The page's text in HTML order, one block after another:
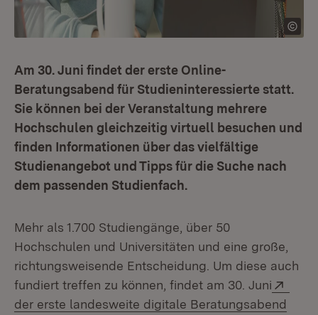
Am 30. Juni findet der erste Online-
Beratungsabend für Studieninteressierte statt.
Sie können bei der Veranstaltung mehrere
Hochschulen gleichzeitig virtuell besuchen und
finden Informationen über das vielfältige
Studienangebot und Tipps für die Suche nach
dem passenden Studienfach.
Mehr als 1.700 Studiengänge, über 50
Hochschulen und Universitäten und eine große,
richtungsweisende Entscheidung. Um diese auch
fundiert treffen zu können, findet am 30. Juni
der erste landesweite digitale Beratungsabend